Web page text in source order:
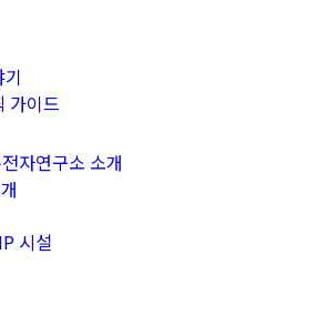
가이드
자연구소 소개
시설